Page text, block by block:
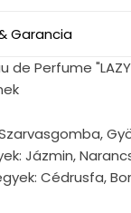
Garancia
de Perfume
Jázmin,
Cédrusfa,